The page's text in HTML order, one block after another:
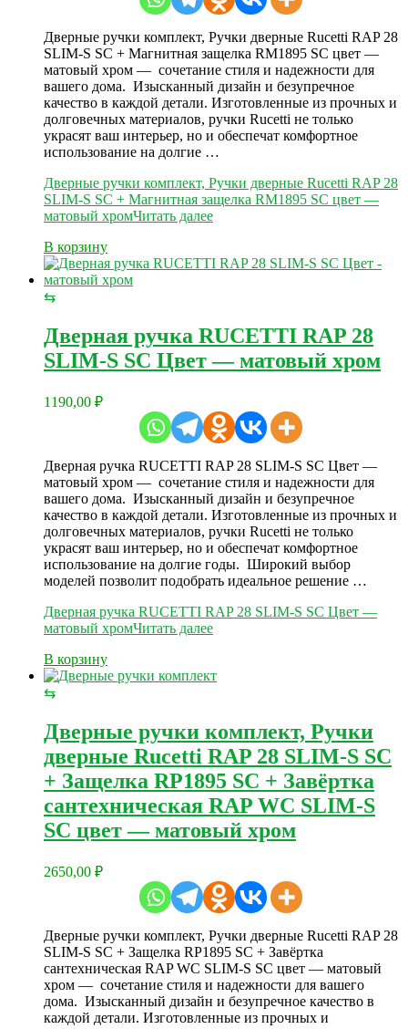
Дверные ручки комплект, Ручки дверные Rucetti RAP 28
SLIM-S SC + Магнитная защелка RM1895 SC цвет —
матовый хром — сочетание стиля и надежности для
вашего дома. Изысканный дизайн и безупречное
качество в каждой детали. Изготовленные из прочных и
долговечных материалов, ручки Rucetti не только
украсят ваш интерьер, но и обеспечат комфортное
использование на долгие …
Дверные ручки комплект, Ручки дверные Rucetti RAP 28
SLIM-S SC + Магнитная защелка RM1895 SC цвет —
матовый хромЧитать далее
В корзину
⇆
Дверная ручка RUCETTI RAP 28
SLIM-S SC Цвет — матовый хром
1190,00 ₽
Дверная ручка RUCETTI RAP 28 SLIM-S SC Цвет —
матовый хром — сочетание стиля и надежности для
вашего дома. Изысканный дизайн и безупречное
качество в каждой детали. Изготовленные из прочных и
долговечных материалов, ручки Rucetti не только
украсят ваш интерьер, но и обеспечат комфортное
использование на долгие годы. Широкий выбор
моделей позволит подобрать идеальное решение …
Дверная ручка RUCETTI RAP 28 SLIM-S SC Цвет —
матовый хромЧитать далее
В корзину
⇆
Дверные ручки комплект, Ручки
дверные Rucetti RAP 28 SLIM-S SC
+ Защелка RP1895 SC + Завёртка
сантехническая RAP WC SLIM-S
SC цвет — матовый хром
2650,00 ₽
Дверные ручки комплект, Ручки дверные Rucetti RAP 28
SLIM-S SC + Защелка RP1895 SC + Завёртка
сантехническая RAP WC SLIM-S SC цвет — матовый
хром — сочетание стиля и надежности для вашего
дома. Изысканный дизайн и безупречное качество в
каждой детали. Изготовленные из прочных и